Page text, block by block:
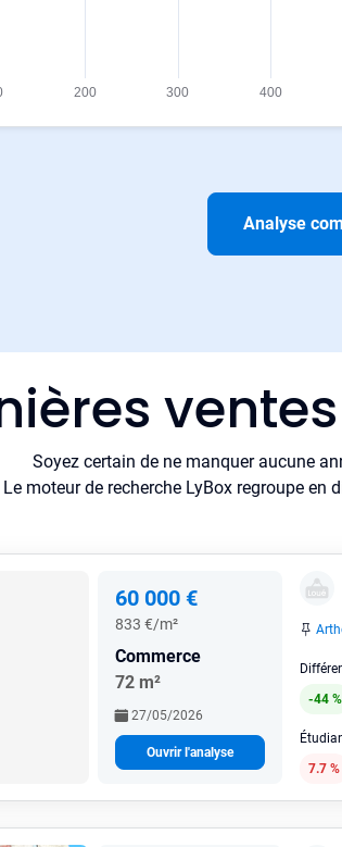
Analyse
Soyez certain de ne manquer aucune
Le moteur de recherche LyBox regroupe
60 000 €
833 €/m²
Commerce
72 m²
27/05/2026
Ouvrir l'analyse
-44 %
7.7 %